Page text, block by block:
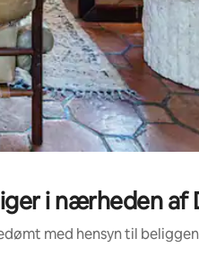
i nærheden af
med hensyn til